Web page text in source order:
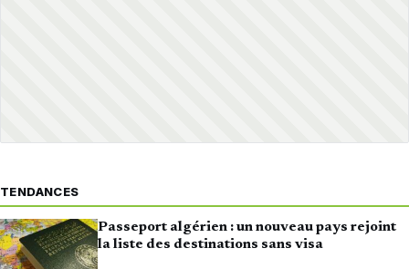
TENDANCES
Passeport algérien : un nouveau pays rejoint
la liste des destinations sans visa